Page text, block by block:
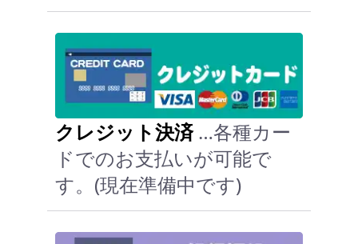
クレジット決済…各種カー
ドでのお支払いが可能で
す。(現在準備中です)